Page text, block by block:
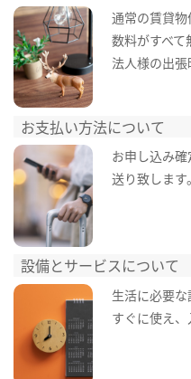
通常の賃貸
数料がすべて
法人様の出張
お支払い方法について
お申し込み
送り致します。
設備とサービスについて
生活に必要
すぐに使え、